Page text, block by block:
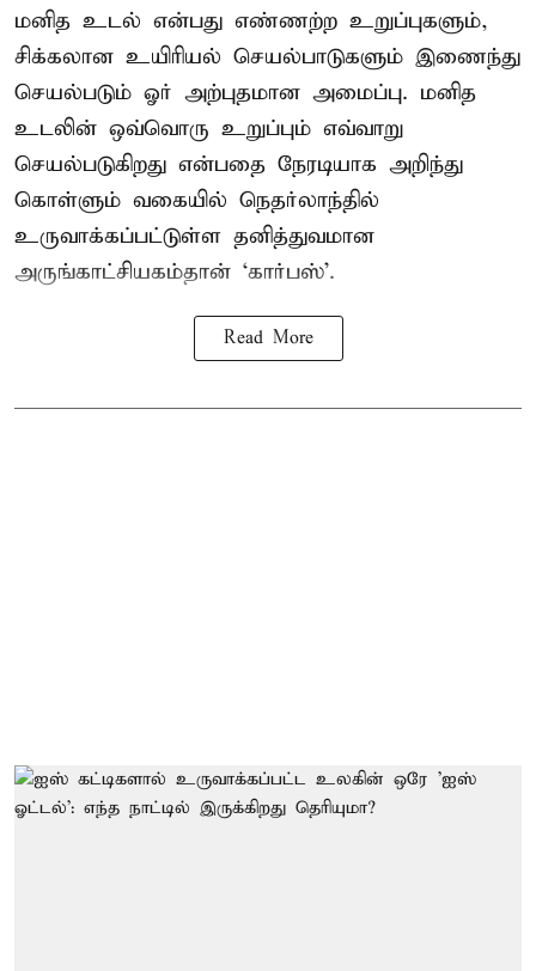
மனித உடல் என்பது எண்ணற்ற உறுப்புகளும்,
சிக்கலான உயிரியல் செயல்பாடுகளும் இணைந்து
செயல்படும் ஓர் அற்புதமான அமைப்பு. மனித
உடலின் ஒவ்வொரு உறுப்பும் எவ்வாறு
செயல்படுகிறது என்பதை நேரடியாக அறிந்து
கொள்ளும் வகையில் நெதர்லாந்தில்
உருவாக்கப்பட்டுள்ள தனித்துவமான
அருங்காட்சியகம்தான் ‘கார்பஸ்’.
Read More